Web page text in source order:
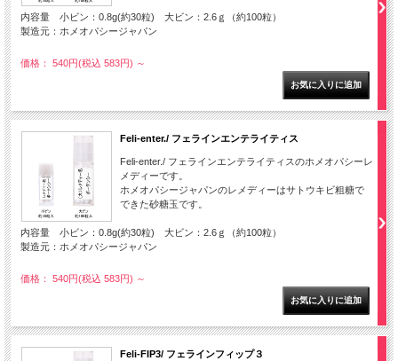
内容量 小ビン：0.8g(約30粒) 大ビン：2.6ｇ（約100粒）
製造元：ホメオパシージャパン
価格： 540円(税込 583円) ～
Feli-enter./ フェラインエンテライティス
Feli-enter./ フェラインエンテライティスのホメオパシーレ
メディーです。
ホメオパシージャパンのレメディーはサトウキビ粗糖で
できた砂糖玉です。
内容量 小ビン：0.8g(約30粒) 大ビン：2.6ｇ（約100粒）
製造元：ホメオパシージャパン
価格： 540円(税込 583円) ～
Feli-FIP3/ フェラインフィップ３